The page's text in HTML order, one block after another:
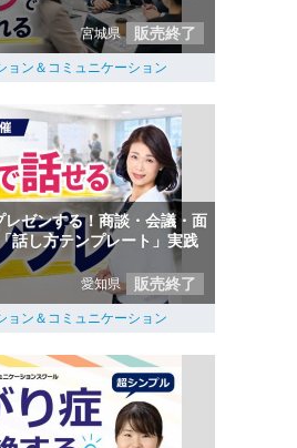
宮城県 販売終了
ョン＆コミュニケーション
レゼンする！商談・会議・面
話し方テンプレート」実践
愛知県 販売終了
ョン＆コミュニケーション